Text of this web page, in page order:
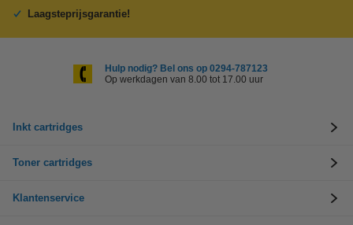
Laagsteprijsgarantie!
Hulp nodig? Bel ons op 0294-787123
Op werkdagen van 8.00 tot 17.00 uur
Inkt cartridges
Toner cartridges
Klantenservice